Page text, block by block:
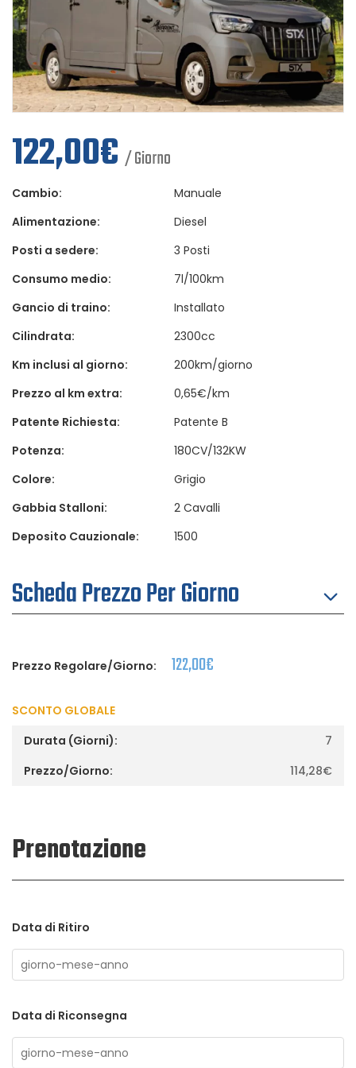
122,00€ / Giorno
Cambio:
Manuale
Alimentazione:
Diesel
Posti a sedere:
3 Posti
Consumo medio:
7l/100km
Gancio di traino:
Installato
Cilindrata:
2300cc
Km inclusi al giorno:
200km/giorno
Prezzo al km extra:
0,65€/km
Patente Richiesta:
Patente B
Potenza:
180CV/132KW
Colore:
Grigio
Gabbia Stalloni:
2 Cavalli
Deposito Cauzionale:
1500
Scheda Prezzo Per Giorno
Prezzo Regolare/Giorno: 122,00€
SCONTO GLOBALE
7
114,28€
Prenotazione
Data di Ritiro
Data di Riconsegna